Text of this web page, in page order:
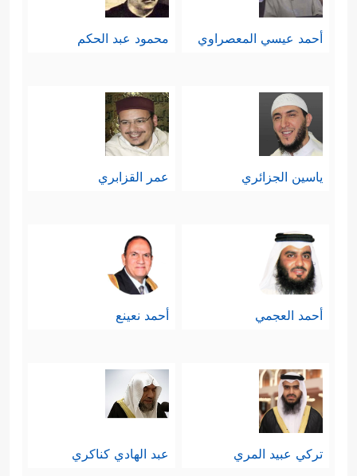
أحمد عيسي المعصراوي محمود عبد الحكم
ياسين الجزائري عمر القزابري
أحمد العجمي أحمد نعينع
تركي عبيد المري عبد الهادي كناكري